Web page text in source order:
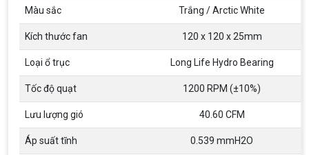
Màu sắc Trắng / Arctic White
Kích thước fan 120 x 120 x 25mm
Loại ổ trục Long Life Hydro Bearing
Tốc độ quạt 1200 RPM (±10%)
Lưu lượng gió 40.60 CFM
Áp suất tĩnh 0.539 mmH2O
ASRock Công Bố Series Cạc Đồ Họa AMD
Radeon™ RX 6600 XT Cung Cấp Hiệu Suất Chơi
Game 1080p Tối Ưu
Hình Máy Tính?
Nhiều người dùng băn khoăn trong việc có nên sử
dụng tivi để làm màn hình máy tính hay không? Vì
giữa màn hình máy tính và tivi có rất nhiều sự
khác biệt, nên chúng ta cần cân nhắc trước khi
chọn thiết bị này thay thế thiết bị kia
TÍNH NGUYỄN THẮNG